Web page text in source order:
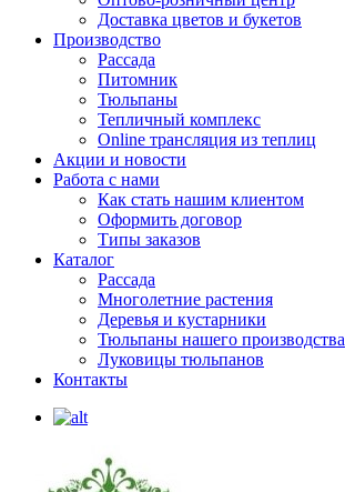
Доставка цветов и букетов
Производство
Рассада
Питомник
Тюльпаны
Тепличный комплекс
Online трансляция из теплиц
Акции и новости
Работа с нами
Как стать нашим клиентом
Оформить договор
Типы заказов
Каталог
Рассада
Многолетние растения
Деревья и кустарники
Тюльпаны нашего производства
Луковицы тюльпанов
Контакты